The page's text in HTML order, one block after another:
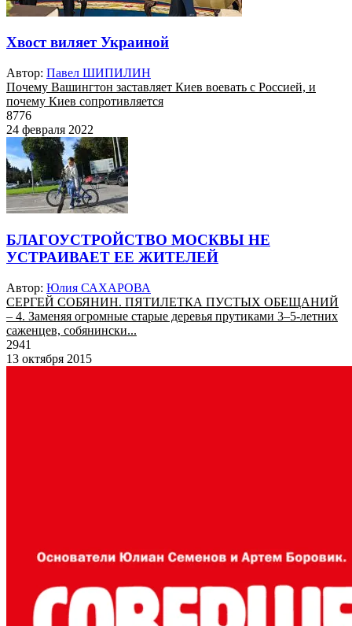
Хвост виляет Украиной
Автор: Павел ШИПИЛИН
Почему Вашингтон заставляет Киев воевать с Россией, и
почему Киев сопротивляется
8776
24 февраля 2022
БЛАГОУСТРОЙСТВО МОСКВЫ НЕ
УСТРАИВАЕТ ЕЕ ЖИТЕЛЕЙ
Автор: Юлия САХАРОВА
СЕРГЕЙ СОБЯНИН. ПЯТИЛЕТКА ПУСТЫХ ОБЕЩАНИЙ
– 4. Заменяя огромные старые деревья прутиками 3–5-летних
саженцев, собянински...
2941
13 октября 2015